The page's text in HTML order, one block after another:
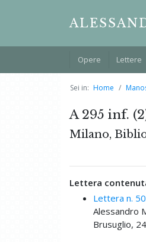
Opere Lettere
Sei in: Home
A 295 inf.
Milano,
Lettera
Lettera n.
Alessandro
Brusuglio,